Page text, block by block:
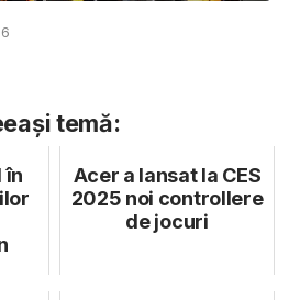
temă:
în
Acer a lansat la CES
2025 noi controllere
de jocuri